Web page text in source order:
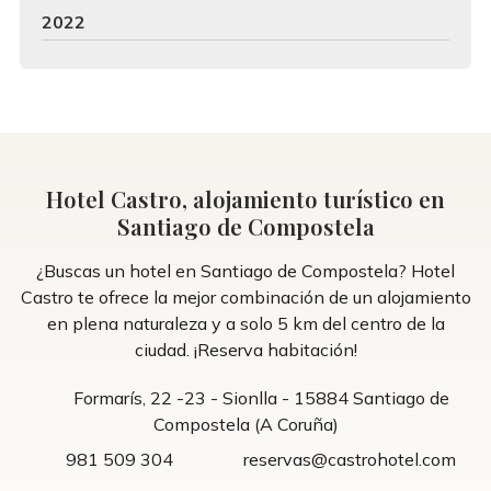
2022
Hotel Castro, alojamiento turístico en
Santiago de Compostela
¿Buscas un hotel en Santiago de Compostela? Hotel
Castro te ofrece la mejor combinación de un alojamiento
en plena naturaleza y a solo 5 km del centro de la
ciudad. ¡Reserva habitación!
Formarís, 22 -23 - Sionlla - 15884 Santiago de
Compostela (A Coruña)
981 509 304
reservas@castrohotel.com